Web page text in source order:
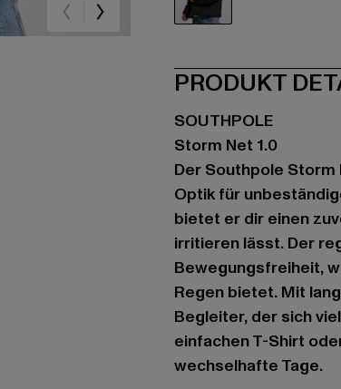
PRODUKT
SOUTHPOLE
Storm Net 1.0
Der Southpole Storm
Optik für
bietet er dir einen
irritieren lässt. Der
Bewegungsfreiheit,
Regen bietet. Mit
Begleiter, der sich
einfachen T-Shirt
wechselhafte Tage.